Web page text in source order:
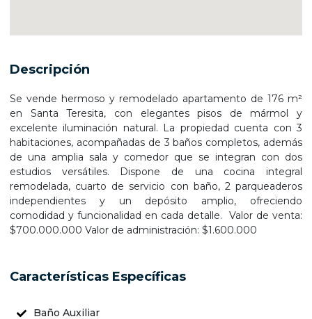
Descripción
Se vende hermoso y remodelado apartamento de 176 m²
en Santa Teresita, con elegantes pisos de mármol y
excelente iluminación natural. La propiedad cuenta con 3
habitaciones, acompañadas de 3 baños completos, además
de una amplia sala y comedor que se integran con dos
estudios versátiles. Dispone de una cocina integral
remodelada, cuarto de servicio con baño, 2 parqueaderos
independientes y un depósito amplio, ofreciendo
comodidad y funcionalidad en cada detalle. Valor de venta:
$700.000.000 Valor de administración: $1.600.000
Características Específicas
Baño Auxiliar